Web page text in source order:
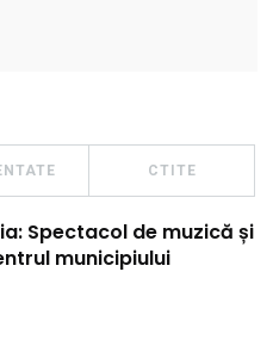
CTITE
Spectacol de muzică și
municipiului